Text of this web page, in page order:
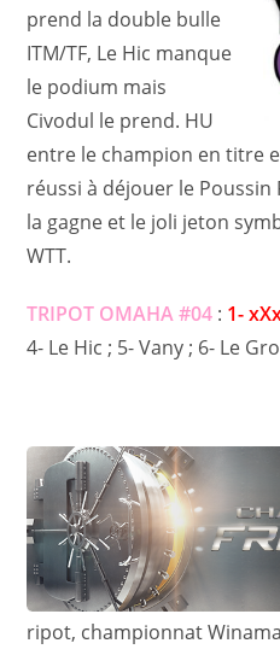
prend la double bulle
ITM/TF, Le Hic manque
le podium mais
Civodul le prend. HU
entre le champion en titre
réussi à déjouer le
la gagne et le joli jeton
WTT.
TRIPOT OMAHA #04 : 1-
4- Le Hic ; 5- Vany ; 6- Le
ripot, championnat